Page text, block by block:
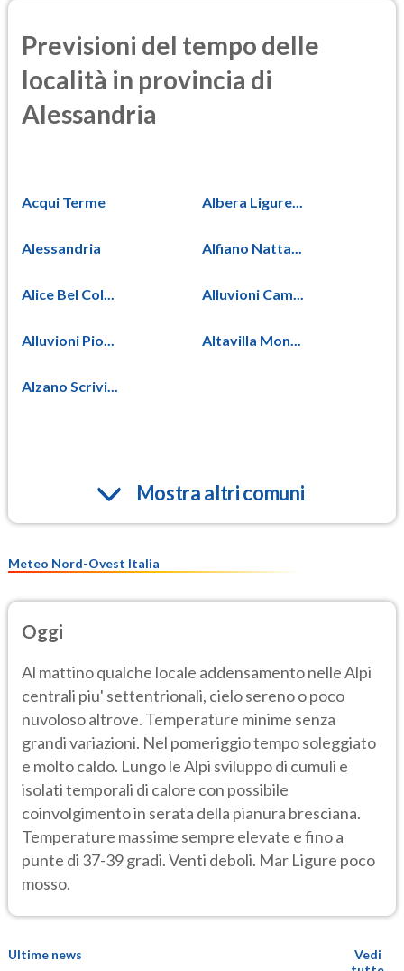
Previsioni del tempo delle
località in provincia di
Alessandria
Acqui Terme Albera Ligure...
Alessandria Alfiano Natta...
Alice Bel Col... Alluvioni Cam...
Alluvioni Pio... Altavilla Mon...
Alzano Scrivi...
Mostra altri comuni
Meteo Nord-Ovest Italia
Oggi
Al mattino qualche locale addensamento nelle Alpi
centrali piu' settentrionali, cielo sereno o poco
nuvoloso altrove. Temperature minime senza
grandi variazioni. Nel pomeriggio tempo soleggiato
e molto caldo. Lungo le Alpi sviluppo di cumuli e
isolati temporali di calore con possibile
coinvolgimento in serata della pianura bresciana.
Temperature massime sempre elevate e fino a
punte di 37-39 gradi. Venti deboli. Mar Ligure poco
mosso.
Ultime news
Vedi